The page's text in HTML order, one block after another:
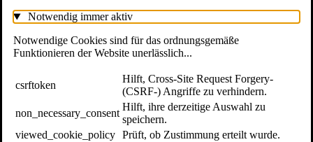
Spielbetrieb
Alle Teams
Heimspieltag
Weiteres
Notwendig immer aktiv
Notwendige Cookies sind für das ordnungsgemäße
Funktionieren der Website unerlässlich...
csrftoken
Hilft, Cross-Site Request Forgery-
(CSRF-) Angriffe zu verhindern.
non_necessary_consent
Hilft, ihre derzeitige Auswahl zu
speichern.
viewed_cookie_policy Prüft, ob Zustimmung erteilt wurde.